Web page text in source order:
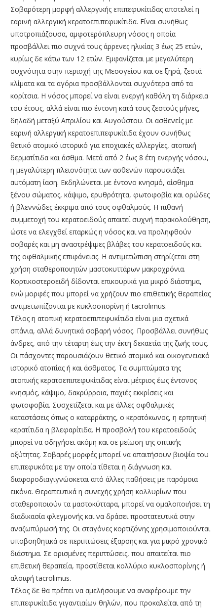
Σοβαρότερη μορφή αλλεργικής επιπεφυκίτιδας αποτελεί η
εαρινή αλλεργική κερατοεπιπεφυκίτιδα. Είναι συνήθως
υποτροπιάζουσα, αμφοτερόπλευρη νόσος η οποία
προσβάλλει πιο συχνά τους άρρενες ηλικίας 3 έως 25 ετών,
κυρίως δε κάτω των 12 ετών. Εμφανίζεται με μεγαλύτερη
συχνότητα στην περιοχή της Μεσογείου και σε ξηρά, ζεστά
κλίματα και τα αγόρια προσβάλλονται συχνότερα από τα
κορίτσια. Η νόσος μπορεί να είναι ενεργή καθόλη τη διάρκεια
του έτους, αλλά είναι πιο έντονη κατά τους ζεστούς μήνες,
δηλαδή μεταξύ Απριλίου και Αυγούστου. Οι ασθενείς με
εαρινή αλλεργική κερατοεπιπεφυκίτιδα έχουν συνήθως
θετικό ατομικό ιστορικό για εποχιακές αλλεργίες, ατοπική
δερματίτιδα και άσθμα. Μετά από 2 έως 8 έτη ενεργής νόσου,
η μεγαλύτερη πλειονότητα των ασθενών παρουσιάζει
αυτόματη ίαση. Εκδηλώνεται με έντονο κνησμό, αίσθημα
ξένου σώματος, κάψιμο, ερυθρότητα, φωτοφοβία και ορώδες
ή βλεννώδες έκκριμα από τους οφθαλμούς. Η πιθανή
συμμετοχή του κερατοειδούς απαιτεί συχνή παρακολούθηση,
ώστε να ελεγχθεί επαρκώς η νόσος και να προληφθούν
σοβαρές και μη αναστρέψιμες βλάβες του κερατοειδούς και
της οφθαλμικής επιφάνειας. Η αντιμετώπιση στηρίζεται στη
χρήση σταθεροποιητών μαστοκυττάρων μακροχρόνια.
Κορτικοστεροειδή δίδονται επικουρικά για μικρό διάστημα,
ενώ μορφές που μπορεί να χρήζουν πιο επιθετικής θεραπείας
αντιμετωπίζονται με κυκλοσπορίνη ή tacrolimus.
Τέλος η ατοπική κερατοεπιπεφυκίτιδα είναι μια σχετικά
σπάνια, αλλά δυνητικά σοβαρή νόσος. Προσβάλλει συνήθως
άνδρες, από την τέταρτη έως την έκτη δεκαετία της ζωής τους.
Οι πάσχοντες παρουσιάζουν θετικό ατομικό και οικογενειακό
ιστορικό ατοπίας ή και άσθματος. Τα συμπτώματα της
ατοπικής κερατοεπιπεφυκίτιδας είναι μέτριος έως έντονος
κνησμός, κάψιμο, δακρύρροια, παχιές εκκρίσεις και
φωτοφοβία. Συσχετίζεται και με άλλες οφθαλμικές
καταστάσεις όπως ο καταρράκτης, ο κερατόκωνος, η ερπητική
κερατίτιδα η βλεφαρίτιδα. Η προσβολή του κερατοειδούς
μπορεί να οδηγήσει ακόμη και σε μείωση της οπτικής
οξύτητας. Σοβαρές μορφές μπορεί να απαιτήσουν βιοψία του
επιπεφυκότα με την οποία τίθεται η διάγνωση και
διαφοροδιαγιγνώσκεται από άλλες παθήσεις με παρόμοια
εικόνα. Θεραπευτικά η συνεχής χρήση κολλυρίων που
σταθεροποιούν τα μαστοκύτταρα, μπορεί να ομαλοποιήσει τη
διαδικασία φλεγμονής και να δράσει προστατευτικά στην
αναζωπύρωσή της. Οι σταγόνες κορτιζόνης χρησιμοποιούνται
υποβοηθητικά σε περιπτώσεις έξαρσης και για μικρό χρονικό
διάστημα. Σε ορισμένες περιπτώσεις, που απαιτείται πιο
επιθετική θεραπεία, προστίθεται κολλύριο κυκλοσπορίνης ή
αλοιφή tacrolimus.
Τέλος δε θα πρέπει να αμελήσουμε να αναφέρουμε την
επιπεφυκίτιδα γιγαντιαίων θηλών, που προκαλείται από τη